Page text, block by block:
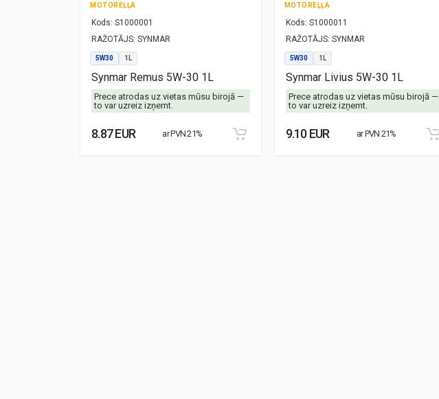
MOTOREĻĻA
Kods: S1000001
RAŽOTĀJS: SYNMAR
5W30 1L
Synmar Remus 5W-30 1L
Prece atrodas uz vietas mūsu birojā —
to var uzreiz izņemt.
8.87 EUR ar PVN 21%
MOTOREĻĻA
Kods: S1000011
RAŽOTĀJS: SYNMAR
5W30 1L
Synmar Livius 5W-30 1L
Prece atrodas uz vietas mūsu birojā —
to var uzreiz izņemt.
9.10 EUR ar PVN 21%